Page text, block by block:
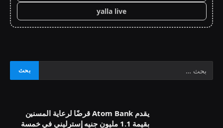
yalla live
يقدم Atom Bank قرضًا لرعاية المسنين
بقيمة 1.1 مليون جنيه إسترليني في خمسة